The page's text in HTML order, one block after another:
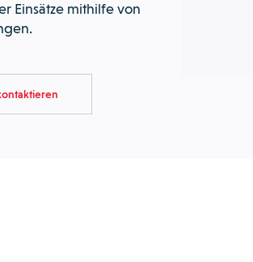
Einsätze mithilfe von